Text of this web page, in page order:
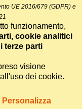
• Testata
del 14/12/2017
Powered byItala
Personalizza
UE 2016/679 (GDPR) e
funzionamento,
cookie analitici
terze parti
visione
dei cookie.